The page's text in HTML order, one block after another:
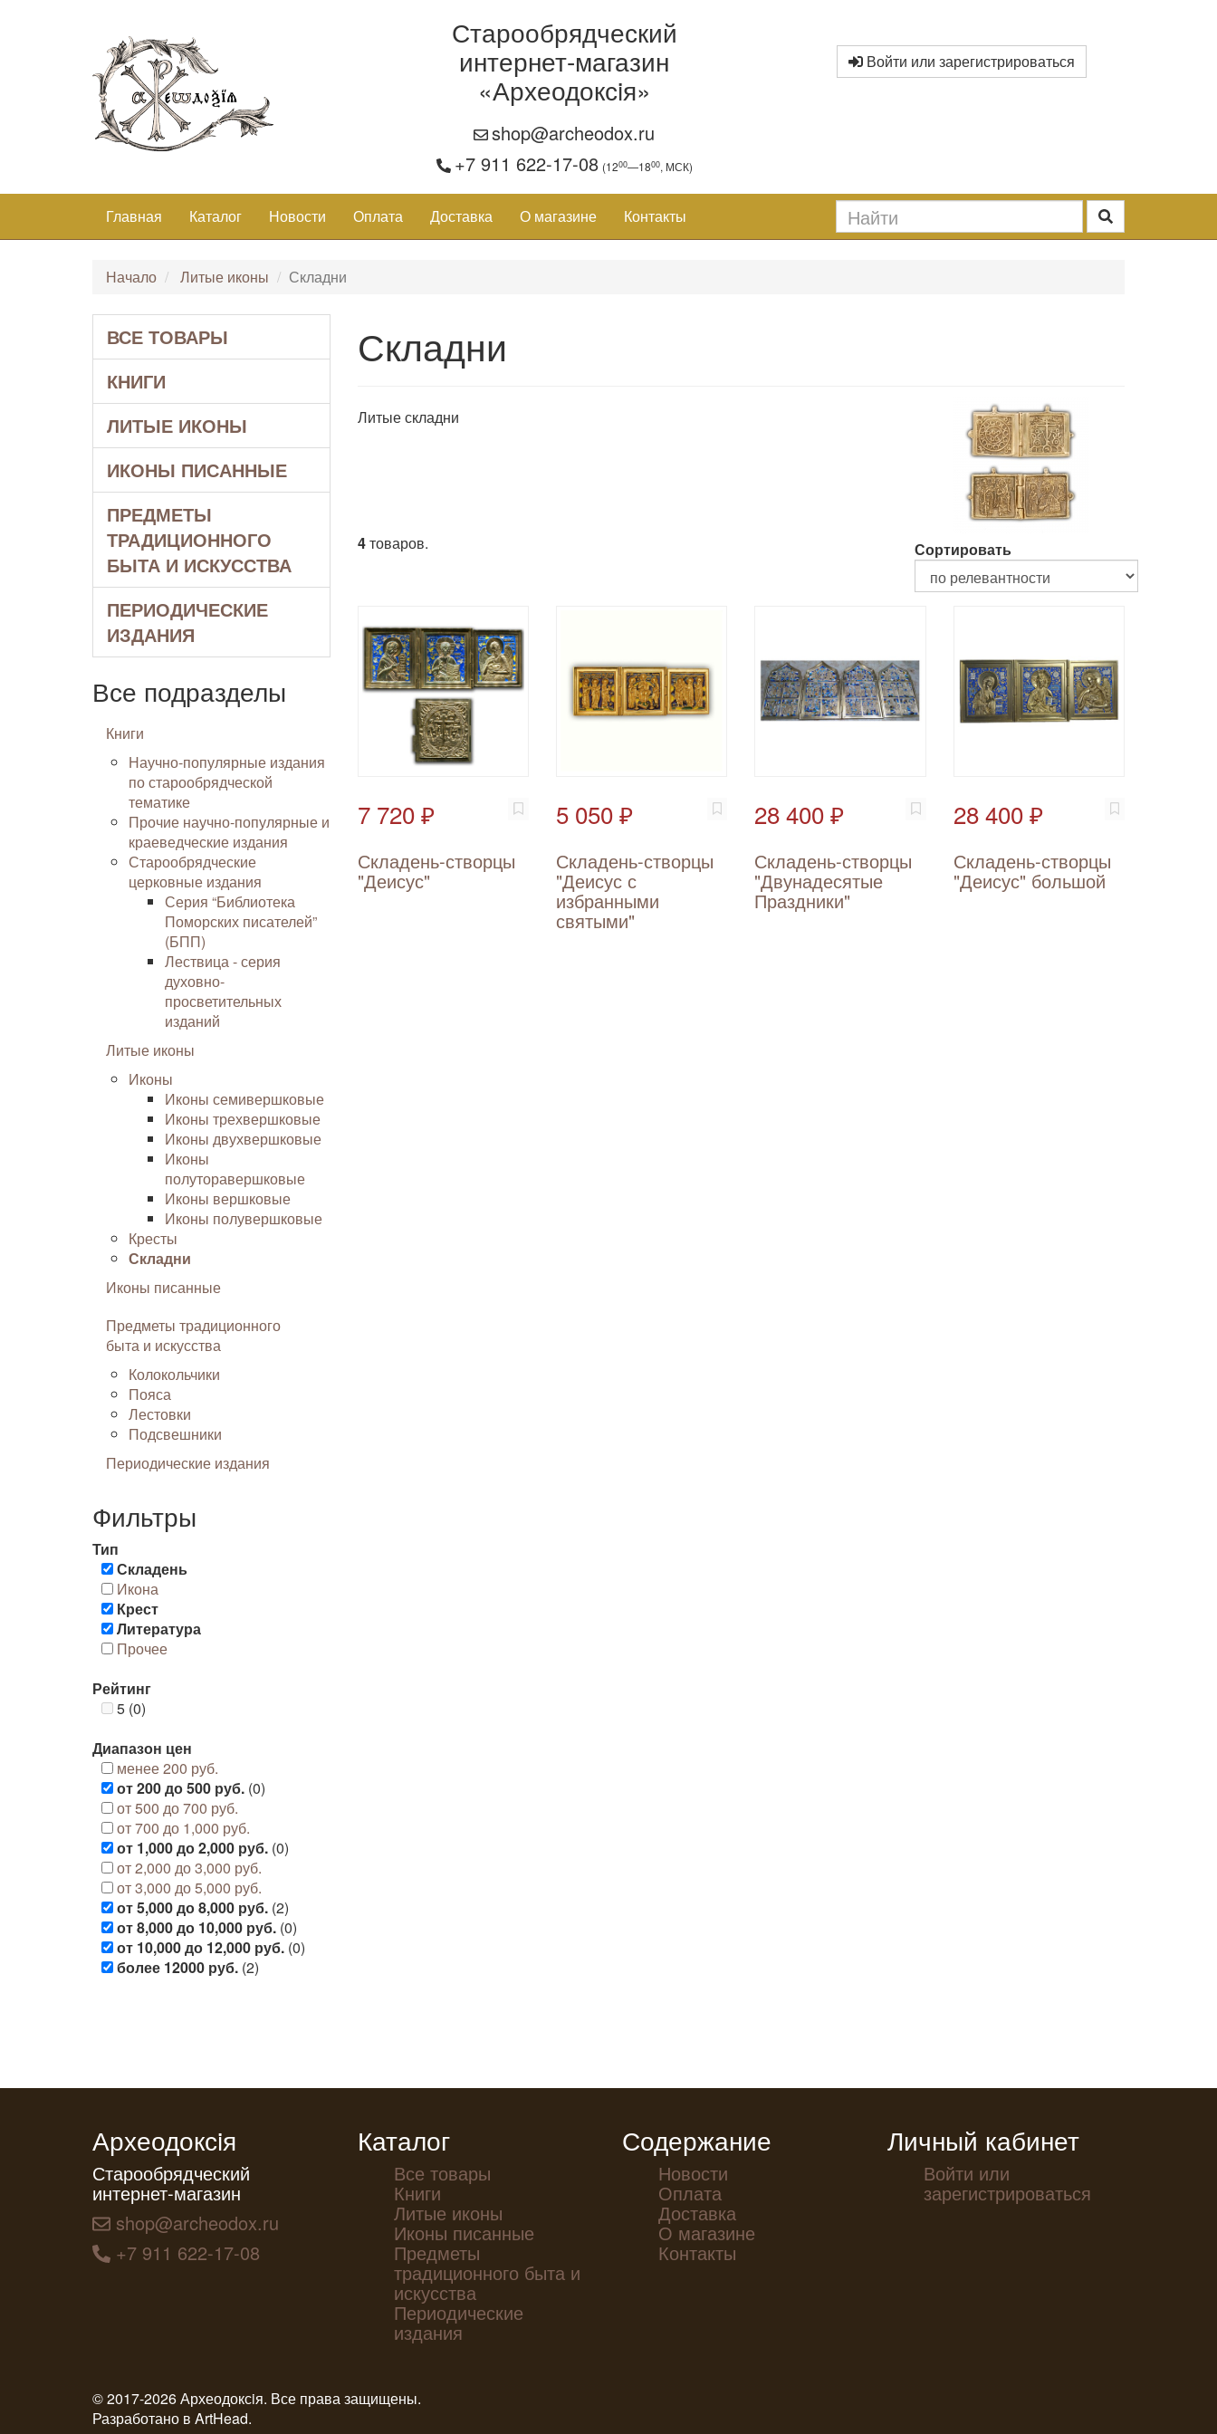
Старообрядческий
интернет-магазин
«Археодоксiя»
shop@archeodox.ru
+7 911 622-17-08 (1200—1800, МСК)
Войти или зарегистрироваться
Главная Каталог Новости Оплата Доставка О магазине Контакты
Начало Литые иконы Складни
ВСЕ ТОВАРЫ
КНИГИ
ЛИТЫЕ ИКОНЫ
ИКОНЫ ПИСАННЫЕ
ПРЕДМЕТЫ
ТРАДИЦИОННОГО
БЫТА И ИСКУССТВА
ПЕРИОДИЧЕСКИЕ
ИЗДАНИЯ
Все подразделы
Книги
Научно-популярные издания
по старообрядческой
тематике
Прочие научно-популярные и
краеведческие издания
Старообрядческие
церковные издания
Серия “Библиотека
Поморских писателей”
(БПП)
Лествица - серия
духовно-
просветительных
изданий
Литые иконы
Иконы
Иконы семивершковые
Иконы трехвершковые
Иконы двухвершковые
Иконы
полуторавершковые
Иконы вершковые
Иконы полувершковые
Кресты
Складни
Иконы писанные
Предметы традиционного
быта и искусства
Колокольчики
Пояса
Лестовки
Подсвешники
Периодические издания
Фильтры
Тип
Складень
Икона
Крест
Литература
Прочее
Рейтинг
5 (0)
Диапазон цен
менее 200 руб.
от 200 до 500 руб. (0)
от 500 до 700 руб.
от 700 до 1,000 руб.
от 1,000 до 2,000 руб. (0)
от 2,000 до 3,000 руб.
от 3,000 до 5,000 руб.
от 5,000 до 8,000 руб. (2)
от 8,000 до 10,000 руб. (0)
от 10,000 до 12,000 руб. (0)
более 12000 руб. (2)
Складни
Литые складни
4товаров. Сортировать
7 720 ₽
Складень-створцы
"Деисус"
5 050 ₽
Складень-створцы
"Деисус с
избранными
святыми"
28 400 ₽
Складень-створцы
"Двунадесятые
Праздники"
28 400 ₽
Складень-створцы
"Деисус" большой
Археодоксiя
Старообрядческий
интернет-магазин
shop@archeodox.ru
+7 911 622-17-08
Каталог
Все товары
Книги
Литые иконы
Иконы писанные
Предметы
традиционного быта и
искусства
Периодические
издания
Содержание
Новости
Оплата
Доставка
О магазине
Контакты
Личный кабинет
Войти или
зарегистрироваться
© 2017-2026 Археодоксiя. Все права защищены.
Разработано в ArtHead.